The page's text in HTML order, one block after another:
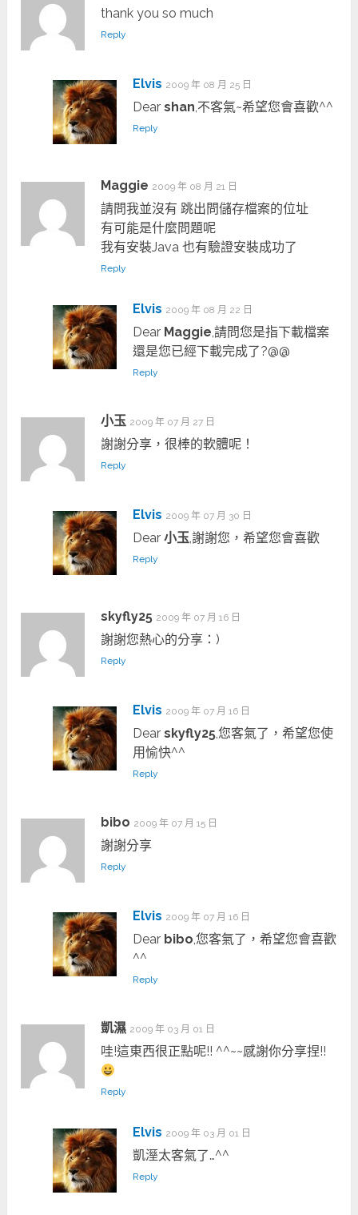
thank you so much
Reply
Elvis 2009 年 08 月 25 日
Dear shan,不客氣~希望您會喜歡^^
Reply
Maggie 2009 年 08 月 21 日
請問我並沒有 跳出問儲存檔案的位址
有可能是什麼問題呢
我有安裝Java 也有驗證安裝成功了
Reply
Elvis 2009 年 08 月 22 日
Dear Maggie,請問您是指下載檔案
還是您已經下載完成了?@@
Reply
小玉 2009 年 07 月 27 日
謝謝分享，很棒的軟體呢！
Reply
Elvis 2009 年 07 月 30 日
Dear 小玉,謝謝您，希望您會喜歡
Reply
skyfly25 2009 年 07 月 16 日
謝謝您熱心的分享：)
Reply
Elvis 2009 年 07 月 16 日
Dear skyfly25,您客氣了，希望您使
用愉快^^
Reply
bibo 2009 年 07 月 15 日
謝謝分享
Reply
Elvis 2009 年 07 月 16 日
Dear bibo,您客氣了，希望您會喜歡
^^
Reply
凱濕 2009 年 03 月 01 日
哇!這東西很正點呢!! ^^~~感謝你分享捏!!
Reply
Elvis 2009 年 03 月 01 日
凱溼太客氣了…^^
Reply